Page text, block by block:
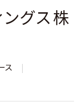
グス株
ス